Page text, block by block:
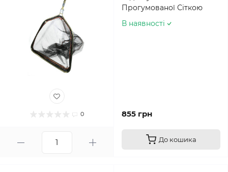
0
Прогумованої Сіткою
В наявності
855 грн
До кошика